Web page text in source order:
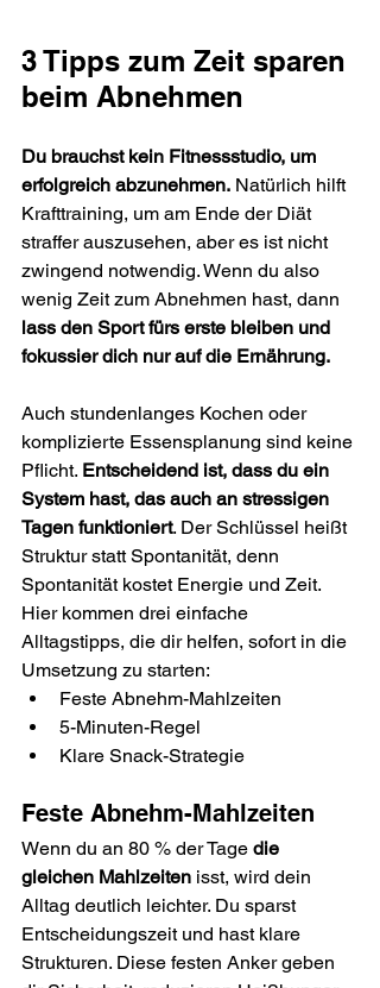
3 Tipps zum Zeit sparen
beim Abnehmen
Du brauchst kein Fitnessstudio, um
erfolgreich abzunehmen. Natürlich hilft
Krafttraining, um am Ende der Diät
straffer auszusehen, aber es ist nicht
zwingend notwendig. Wenn du also
wenig Zeit zum Abnehmen hast, dann
lass den Sport fürs erste bleiben und
fokussier dich nur auf die Ernährung.
Auch stundenlanges Kochen oder
komplizierte Essensplanung sind keine
Pflicht. Entscheidend ist, dass du ein
System hast, das auch an stressigen
Tagen funktioniert. Der Schlüssel heißt
Struktur statt Spontanität, denn
Spontanität kostet Energie und Zeit.
Hier kommen drei einfache
Alltagstipps, die dir helfen, sofort in die
Umsetzung zu starten:
Feste Abnehm-Mahlzeiten
5-Minuten-Regel
Klare Snack-Strategie
Feste Abnehm-Mahlzeiten
Wenn du an 80 % der Tage die
gleichen Mahlzeiten isst, wird dein
Alltag deutlich leichter. Du sparst
Entscheidungszeit und hast klare
Strukturen. Diese festen Anker geben